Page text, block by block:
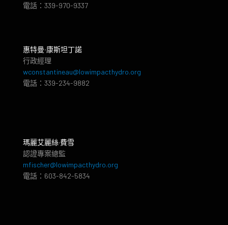
電話：339-970-9337
惠特曼‧康斯坦丁諾
行政經理
wconstantineau@lowimpacthydro.org
電話：339-234-9882
瑪麗艾麗絲·費雪
認證專案總監
mfischer@lowimpacthydro.org
電話：603-842-5834